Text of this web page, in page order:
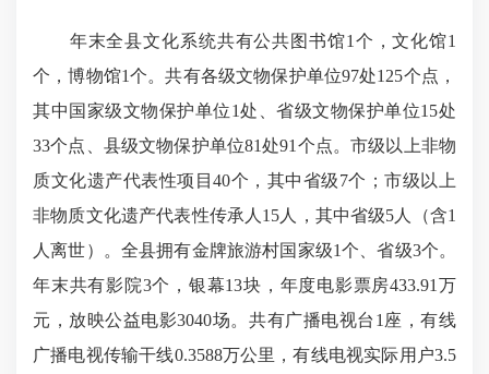
年末全县文化系统共有公共图书馆1个，文化馆1
个，博物馆1个。共有各级文物保护单位97处125个点，
其中国家级文物保护单位1处、省级文物保护单位15处
33个点、县级文物保护单位81处91个点。市级以上非物
质文化遗产代表性项目40个，其中省级7个；市级以上
非物质文化遗产代表性传承人15人，其中省级5人（含1
人离世）。全县拥有金牌旅游村国家级1个、省级3个。
年末共有影院3个，银幕13块，年度电影票房433.91万
元，放映公益电影3040场。共有广播电视台1座，有线
广播电视传输干线0.3588万公里，有线电视实际用户3.5